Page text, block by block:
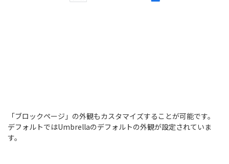
「ブロックページ」の外観もカスタマイズすることが可能です。
デフォルトではUmbrellaのデフォルトの外観が設定されていま
す。